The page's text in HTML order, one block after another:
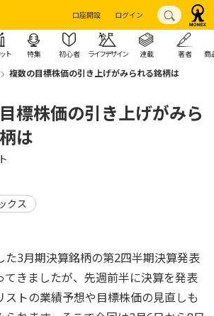
口座開設 ログイン
ト 特集 初心者 ライフデザイン 連載 著者 商
複数の目標株価の引き上げがみられる銘柄は
標株価の引き上げがみら
は
クス
た3月期決算銘柄の第2四半期決算発表
てきましたが、先週前半に決算を発表
ストの業績予想や目標株価の見直しも